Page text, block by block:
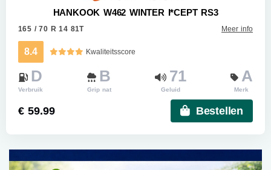
HANKOOK W462 WINTER I*CEPT RS3
165 / 70 R 14 81T Meer info
8.4 Kwaliteitsscore
D
Verbruik
B
Grip nat
71
Geluid
A
Merk
€ 59.99 Bestellen